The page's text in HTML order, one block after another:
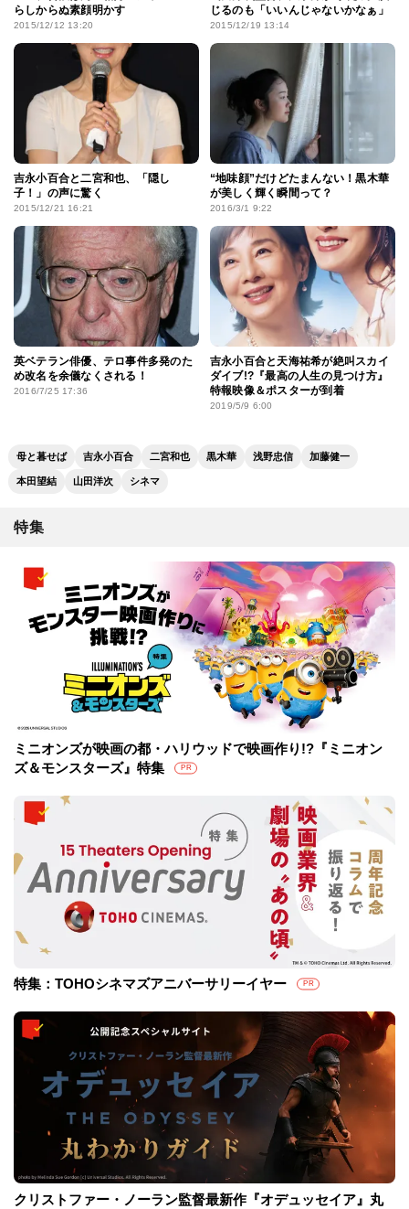
らしからぬ素顔明かす
2015/12/12 13:20
じるのも「いいんじゃないかなぁ」
2015/12/19 13:14
吉永小百合と二宮和也、「隠し
子！」の声に驚く
2015/12/21 16:21
“地味顔”だけどたまんない！黒木華
が美しく輝く瞬間って？
2016/3/1 9:22
英ベテラン俳優、テロ事件多発のた
め改名を余儀なくされる！
2016/7/25 17:36
吉永小百合と天海祐希が絶叫スカイ
ダイブ!?『最高の人生の見つけ方』
特報映像＆ポスターが到着
2019/5/9 6:00
母と暮せば 吉永小百合 二宮和也 黒木華 浅野忠信 加藤健一
本田望結 山田洋次 シネマ
特集
ミニオンズが映画の都・ハリウッドで映画作り!?『ミニオン
ズ＆モンスターズ』特集
PR
特集：TOHOシネマズアニバーサリーイヤー PR
クリストファー・ノーラン監督最新作『オデュッセイア』丸